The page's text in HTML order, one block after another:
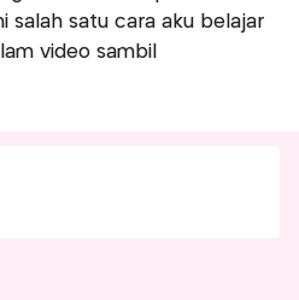
salah satu cara aku belajar
video sambil